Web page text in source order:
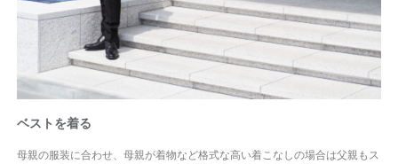
ベストを着る
母親の服装に合わせ、母親が着物など格式な高い着こなしの場合は父親もス